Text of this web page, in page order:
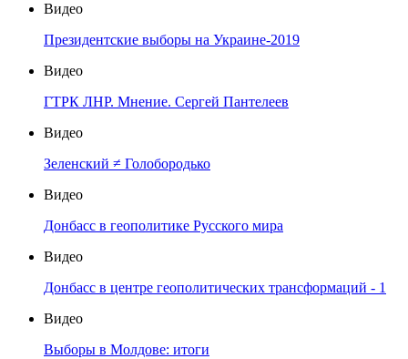
Видео
Президентские выборы на Украине-2019
Видео
ГТРК ЛНР. Мнение. Сергей Пантелеев
Видео
Зеленский ≠ Голобородько
Видео
Донбасс в геополитике Русского мира
Видео
Донбасс в центре геополитических трансформаций - 1
Видео
Выборы в Молдове: итоги